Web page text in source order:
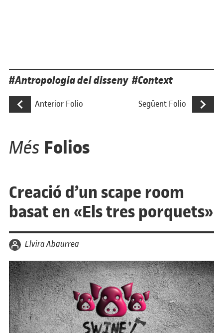
Etiquetes
Antropologia del disseny Context
Navegació d'entrades
Anterior Folio Recerca per incorporar les persones en
Següent Folio
Més Folios
Creació d’un scape room
basat en «Els tres porquets»
per Elvira Abaurrea